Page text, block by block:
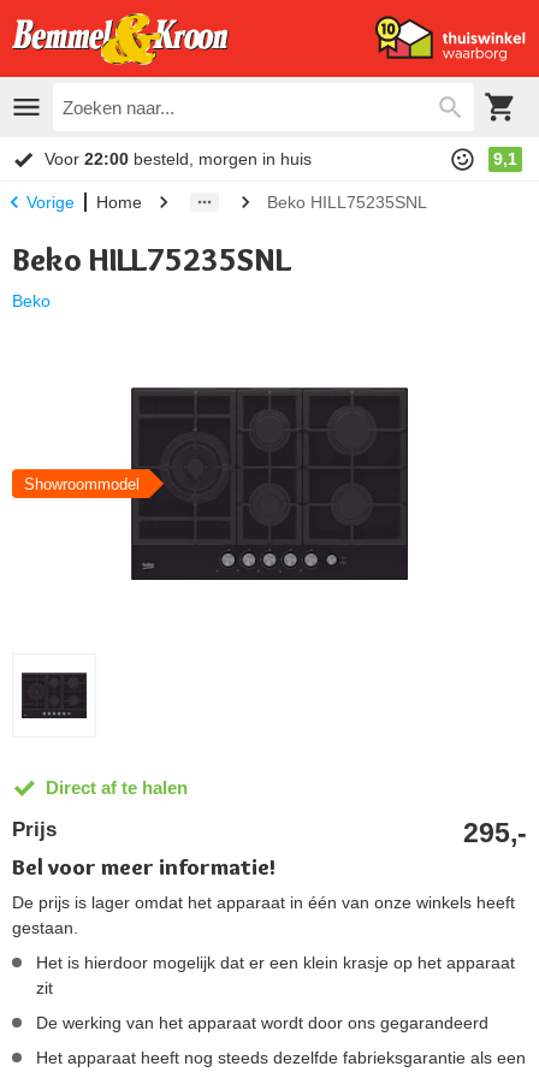
Voor 22:00 besteld, morgen in huis 9,1
Vorige Home Beko HILL75235SNL
Beko HILL75235SNL
Beko
Showroommodel
Direct af te halen
Prijs 295,-
Bel voor meer informatie!
De prijs is lager omdat het apparaat in één van onze winkels heeft
gestaan.
Het is hierdoor mogelijk dat er een klein krasje op het apparaat
zit
De werking van het apparaat wordt door ons gegarandeerd
Het apparaat heeft nog steeds dezelfde fabrieksgarantie als een